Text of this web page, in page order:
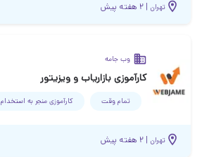
تهران | ۲ هفته پیش
وب جامه
کارآموزی بازاریاب و ویزیتور
تمام وقت کارآموزی منجر ‌به استخدام
تهران | ۲ هفته پیش